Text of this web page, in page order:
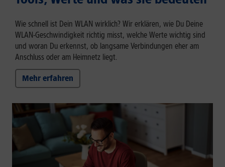
Wie schnell ist Dein WLAN wirklich? Wir erklären, wie Du Deine
WLAN-Geschwindigkeit richtig misst, welche Werte wichtig sind
und woran Du erkennst, ob langsame Verbindungen eher am
Anschluss oder am Heimnetz liegt.
Mehr erfahren